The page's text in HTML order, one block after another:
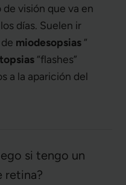
visión que va en
días. Suelen ir
miodesopsias “
“flashes”
a la aparición del
si tengo un
retina?